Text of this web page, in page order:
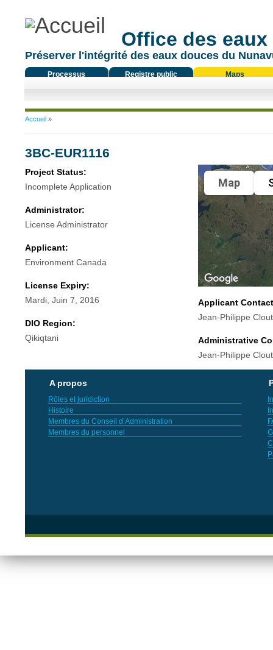
Office des
Préserver l'intégrité des eaux douces du
Processus
Registre public Maps
Vous êtes ici
Accueil»
3BC-EUR1116
Project Status:
Incomplete Application
Administrator:
License Administrator
Applicant:
Environment Canada
License Expiry:
Mardi, Juin 7, 2016
DIO Region:
Qikiqtani
Map
Applicant
Jean-Philippe
Administrative
Jean-Philippe
A propos
Rôles et juridiction
Histoire
Membres du Conseil d’Administration
Membres du personnel